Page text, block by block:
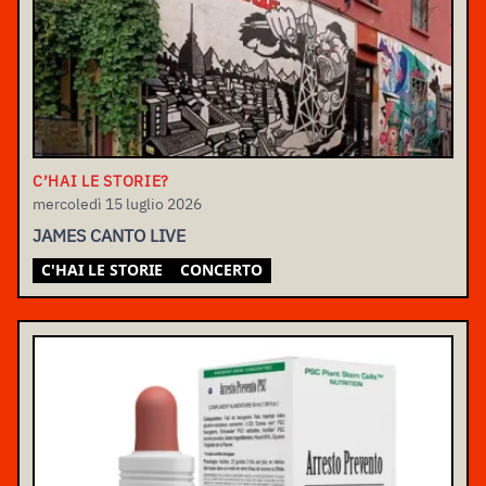
C’HAI LE STORIE?
mercoledì 15 luglio 2026
JAMES CANTO LIVE
C'HAI LE STORIE CONCERTO